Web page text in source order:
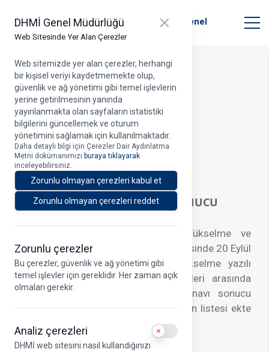
DHMİ Genel Müdürlüğü
Web Sitesinde Yer Alan Çerezler
Close panel
Web sitemizde yer alan çerezler, herhangi
bir kişisel veriyi kaydetmemekte olup,
güvenlik ve ağ yönetimi gibi temel işlevlerin
yerine getirilmesinin yanında
yayınlanmakta olan sayfaların istatistiki
bilgilerini güncellemek ve oturum
yönetimini sağlamak için kullanılmaktadır.
Daha detaylı bilgi için Çerezler Dair Aydınlatma
Metni dokümanımızı buraya tıklayarak
inceleyebilirsiniz.
Zorunlu olmayan çerezleri kabul et
Zorunlu olmayan çerezleri reddet
Zorunlu çerezler
Bu çerezler, güvenlik ve ağ yönetimi gibi
temel işlevler için gereklidir. Her zaman açık
olmaları gerekir.
Analiz çerezleri Use setting
DHMİ web sitesini nasıl kullandığınızı
Devlet Hava Meydanları İşletmesi Genel
Müdürlüğü
Duyuru Detayı
Duyuru Tarihi > 06.01.2026
A
GÖREVDE YÜKSELME SINAVI SONUCU
ATAMA DUYURUSU
Kuruluşumuz Personeli Görevde Yükselme ve
Unvan Değişikliği Yönetmeliği çerçevesinde 20 Eylül
2025 tarihinde yapılan görevde yükselme yazılı
sınavı ve 03-14 Kasım 2025 tarihleri arasında
yapılan görevde yükselme sözlü sınavı sonucu
oluşan başarı sıralaması ve atananların listesi ekte
yer almaktadır.